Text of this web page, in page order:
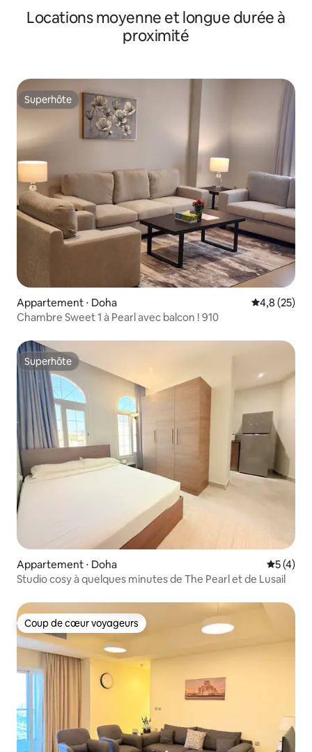
Locations moyenne et longue durée à
proximité
Superhôte
Superhôte
Appartement ⋅ Doha Évaluation
4,8 (25)
Chambre Sweet 1 à Pearl avec balcon ! 910
Superhôte
Superhôte
Appartement ⋅ Doha
5 (4)
Studio cosy à quelques minutes de The Pearl et de Lusail
Coup de cœur voyageurs
Coup de cœur voyageurs